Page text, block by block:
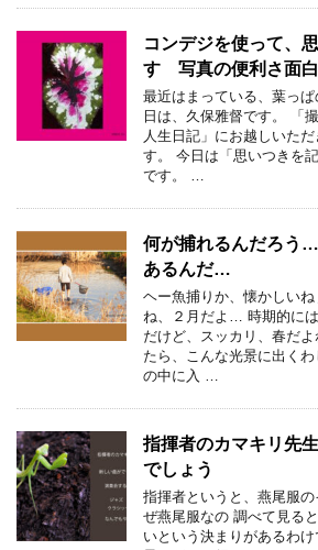
コンデジを使って、
す 写真の便利さ面
最近はまっている、葉っ
日は、久保雅督です。 「
人生日記」にお越しいた
す。 今日は「思いつきを
です。 …
何が捕れるんだろう
あるんだ…
ヘー魚捕りか、懐かしい
ね、２月だよ… 時期的に
だけど、スッカリ、春だ
たら、こんな光景に出く
の中に入 …
指揮者のカマキリ先
でしょう
指揮者というと、燕尾服
ぜ燕尾服なの 調べて見る
いという決まりがあるわ